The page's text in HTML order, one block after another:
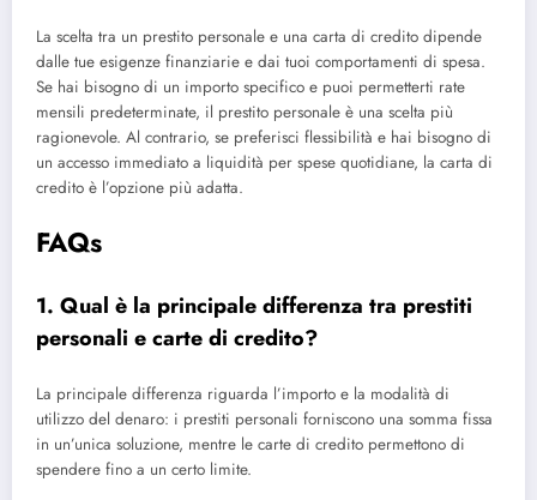
La scelta tra un prestito personale e una carta di credito dipende
dalle tue esigenze finanziarie e dai tuoi comportamenti di spesa.
Se hai bisogno di un importo specifico e puoi permetterti rate
mensili predeterminate, il prestito personale è una scelta più
ragionevole. Al contrario, se preferisci flessibilità e hai bisogno di
un accesso immediato a liquidità per spese quotidiane, la carta di
credito è l’opzione più adatta.
FAQs
1. Qual è la principale differenza tra prestiti
personali e carte di credito?
La principale differenza riguarda l’importo e la modalità di
utilizzo del denaro: i prestiti personali forniscono una somma fissa
in un’unica soluzione, mentre le carte di credito permettono di
spendere fino a un certo limite.